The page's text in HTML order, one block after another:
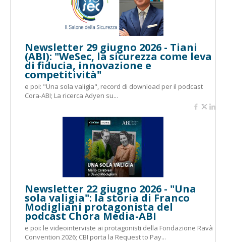
Newsletter 29 giugno 2026 - Tiani
(ABI): "WeSec, la sicurezza come leva
di fiducia, innovazione e
competitività"
e poi: "Una sola valigia", record di download per il podcast
Cora-ABI; La ricerca Adyen su...
Newsletter 22 giugno 2026 - "Una
sola valigia": la storia di Franco
Modigliani protagonista del
podcast Chora Media-ABI
e poi: le videointerviste ai protagonisti della Fondazione Ravà
Convention 2026; CBI porta la Request to Pay...